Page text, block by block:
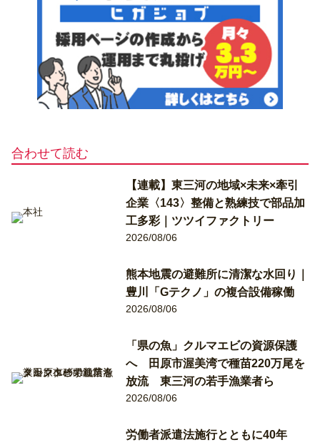
合わせて読む
【連載】東三河の地域×未来×牽引
企業〈143〉整備と熟練技で部品加
工多彩｜ツツイファクトリー
2026/08/06
熊本地震の避難所に清潔な水回り｜
豊川「Gテクノ」の複合設備稼働
2026/08/06
「県の魚」クルマエビの資源保護
へ 田原市渥美湾で種苗220万尾を
放流 東三河の若手漁業者ら
2026/08/06
労働者派遣法施行とともに40年